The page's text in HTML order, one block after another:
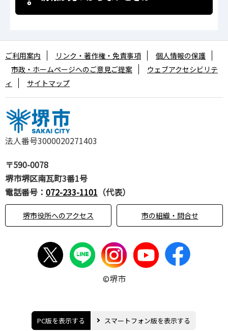
法人番号3000020271403
〒590-0078
堺市堺区南瓦町3番1号
電話番号： 072-233-1101 （代表）
堺市役所へのアクセス 市の組織・問合せ
ご利用案内 リンク・著作権・免責事項
個人情報の保護
市政・ホームページへのご意見ご提案
ウェブアクセシビリテ
ィ
サイトマップ
©堺市
PC版を表示する スマートフォン版を表示する